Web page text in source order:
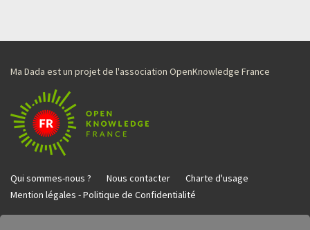
Ma Dada est un projet de l'association OpenKnowledge France
Qui sommes-nous ? Nous contacter
Charte d'usage
Mention légales - Politique de Confidentialité